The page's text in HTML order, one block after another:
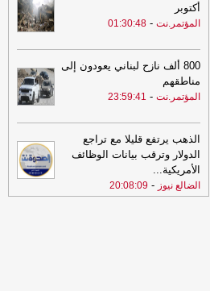
11:02
انفجارات تهز مضيق هرمز...
وتحركات إيرانية عُمانية تفتح باب اتفاق
09:21
جنوب لبنان على صفيح ساخن..
قتلى وجرحى في صفوف الجيش الإسرائيلي
وغارات عنيفة تشعل قضاء صور
مأرب برس
07:41
النوم المضطرب قد يكون إنذارًا
خطيرًا لمرضى السكري.. أسباب خفية
وطرق فعالة لاستعادة الراحة- مأرب برس
07:30
مفاجأة صحية.. ماذا يحدث
لأعصابك عند تناول القرنفل بانتظام؟-مأرب
أكتوبر
المؤتمر.نت -
01:30:48
800 ألف نازح لبناني يعودون إلى
مناطقهم
المؤتمر.نت -
23:59:41
الذهب يرتفع قليلا مع تراجع
الدولار وترقب بيانات الوظائف
الأمريكية...
الضالع نيوز -
20:08:09